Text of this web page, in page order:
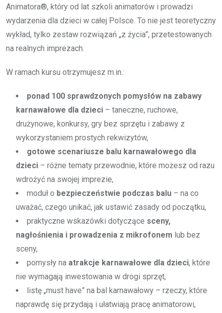
Animatora®, który od lat szkoli animatorów i prowadzi
wydarzenia dla dzieci w całej Polsce. To nie jest teoretyczny
wykład, tylko zestaw rozwiązań „z życia”, przetestowanych
na realnych imprezach.
W ramach kursu otrzymujesz m.in.:
ponad 100 sprawdzonych pomysłów na zabawy
karnawałowe dla dzieci – taneczne, ruchowe,
drużynowe, konkursy, gry bez sprzętu i zabawy z
wykorzystaniem prostych rekwizytów,
gotowe scenariusze balu karnawałowego dla
dzieci – różne tematy przewodnie, które możesz od razu
wdrożyć na swojej imprezie,
moduł o bezpieczeństwie podczas balu – na co
uważać, czego unikać, jak ustawić zasady od początku,
praktyczne wskazówki dotyczące sceny,
nagłośnienia i prowadzenia z mikrofonem lub bez
sceny,
pomysły na atrakcje karnawałowe dla dzieci, które
nie wymagają inwestowania w drogi sprzęt,
listę „must have” na bal karnawałowy – rzeczy, które
naprawdę się przydają i ułatwiają pracę animatorowi,